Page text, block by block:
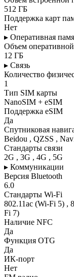
512 ГБ
Поддержка карт
Нет
▸ Оперативная
Объем
12 ГБ
▸ Связь
Количество
1
Тип SIM карты
NanoSIM + eSIM
Поддержка eSIM
Да
Спутниковая
Beidou , QZSS ,
Стандарты связи
2G , 3G , 4G , 5G
▸ Коммуникации
Версия Bluetooth
6.0
Стандарты Wi-Fi
802.11ac (Wi-Fi 5) ,
Fi 7)
Наличие NFC
Да
Функция OTG
Да
ИК-порт
Нет